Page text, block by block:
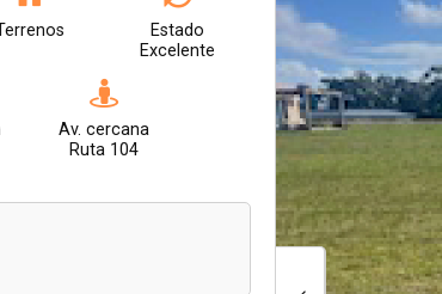
Estado
Excelente
Av. cercana
Ruta 104